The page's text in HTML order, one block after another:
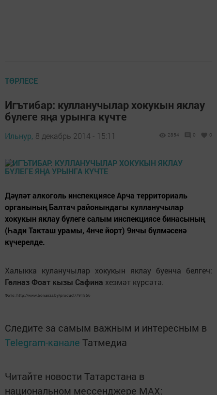
ТӨРЛЕСЕ
Игътибар: кулланучылар хокукын яклау
бүлеге яңа урынга күчте
Ильнур, 8 декабрь 2014 - 15:11 2854 0 0
Дәүләт алкоголь инспекциясе Арча территориаль
органының Балтач районындагы кулланучылар
хокукын яклау бүлеге cалым инспекциясе бинасының
(Һади Такташ урамы, 4нче йорт) 9нчы бүлмәсенә
күчерелде.
Халыкка куланучылар хокукын яклау буенча белгеч:
Гөлназ Фоат кызы Сафина хезмәт күрсәтә.
Фото: http://www.bonanza.by/product/791856
Следите за самым важным и интересным в
Telegram-канале Татмедиа
Читайте новости Татарстана в
национальном мессенджере MАХ: